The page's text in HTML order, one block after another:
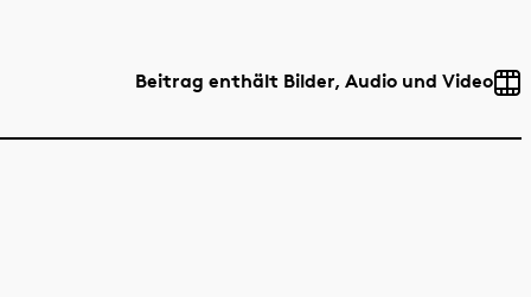
Beitrag enthält Bilder, Audio und Video